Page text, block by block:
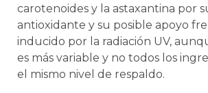
carotenoides y la astaxantina por
antioxidante y su posible apoyo
inducido por la radiación UV,
es más variable y no todos los
el mismo nivel de respaldo.